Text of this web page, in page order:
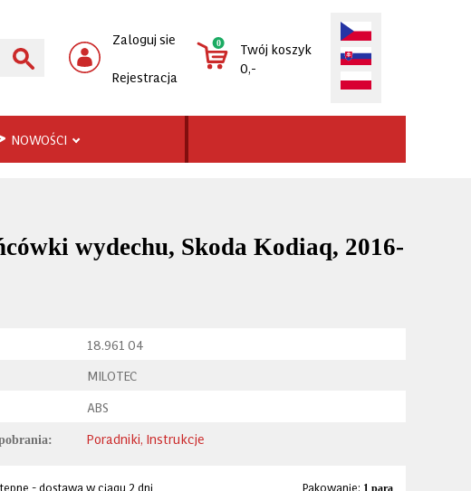
Zaloguj sie
Rejestracja
0
Twój koszyk
0,-
NOWOŚCI
wydechu, Skoda Kodiaq, 2016-
18.961 04
MILOTEC
ABS
Poradniki, Instrukcje
- dostawa w ciągu 2 dni Pakowanie: 1 para